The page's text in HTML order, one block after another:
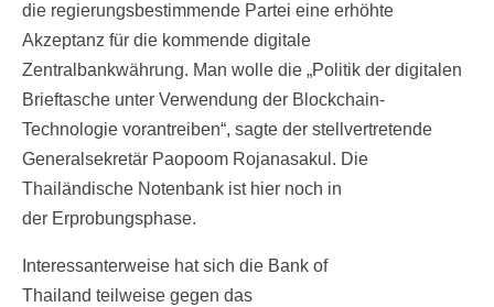
die regierungsbestimmende Partei eine erhöhte
Akzeptanz für die kommende digitale
Zentralbankwährung. Man wolle die „Politik der digitalen
Brieftasche unter Verwendung der Blockchain-
Technologie vorantreiben“, sagte der stellvertretende
Generalsekretär Paopoom Rojanasakul. Die
Thailändische Notenbank ist hier noch in
der Erprobungsphase.
Interessanterweise hat sich die Bank of
Thailand teilweise gegen das